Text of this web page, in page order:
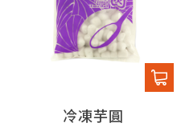
冷凍芋圓